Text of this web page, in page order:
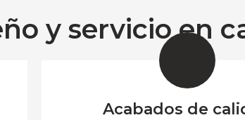
y servicio en
Acabados de